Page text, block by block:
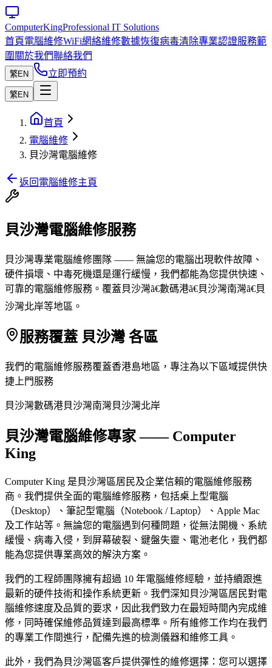
ComputerKingProfessional IT Solutions
首頁電腦維修WiFi網絡維修數據恢復病毒清除專業認證服務範
圍 關於我們聯絡我們
繁EN 立即預約
繁EN
首頁
電腦維修
貝沙灣電腦維修
返回電腦維修主頁
貝沙灣電腦維修服務
貝沙灣專業電腦維修團隊 —— 無論您的電腦出現軟件故障、
硬件損壞、中毒死機還是運行緩慢，我們都能為您提供快速、
可靠的電腦維修服務。覆蓋貝沙灣ã€數碼港ã€貝沙灣南灣ã€貝
沙灣北岸等地區。
服務覆蓋 貝沙灣 各區
我們的電腦維修服務覆蓋香港島地區，專注為以下區域提供快
捷上門服務
貝沙灣數碼港貝沙灣南灣貝沙灣北岸
貝沙灣電腦維修專家 —— Computer
King
Computer King 是貝沙灣區居民及企業信賴的電腦維修服務
商。我們提供全面的電腦維修服務，包括桌上型電腦
（Desktop）、筆記型電腦（Notebook / Laptop）、Apple Mac
及工作站等。無論您的電腦遇到何種問題，從無法開機、系統
緩慢、病毒入侵，到屏幕破裂、鍵盤失靈、電池老化，我們都
能為您提供專業高效的解決方案。
我們的工程師團隊擁有超過 10 年電腦維修經驗，並持續跟進
最新的硬件技術和操作系統更新。我們深知貝沙灣區居民對電
腦維修速度及品質的要求，因此我們致力在最短時間內完成維
修，同時確保維修品質達到最高標準。所有維修工作均在我們
的專業工作間進行，配備先進的檢測儀器和維修工具。
此外，我們為貝沙灣區客戶提供彈性的維修選擇：您可以選擇